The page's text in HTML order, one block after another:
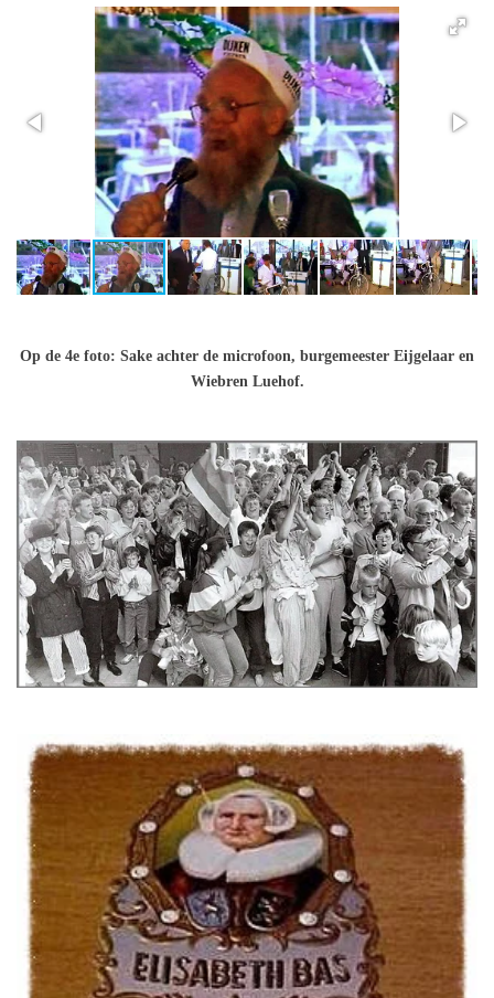
Op de 4e foto: Sake achter de microfoon, burgemeester Eijgelaar en
Wiebren Luehof.